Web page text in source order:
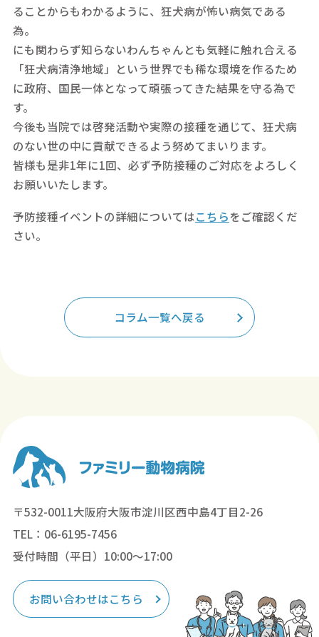
ることからもわかるように、狂犬病が怖い病気である
為。
にも関わらず知らないわんちゃんとも気軽に触れ合える
「狂犬病清浄地域」という世界でも稀な環境を作るため
に政府、国民一体となって頑張ってきた結果を守る為で
す。
今後も当院では啓発活動や実際の接種を通じて、狂犬病
のない世の中に貢献できるよう努めてまいります。
皆様も是非1年に1回、必ず予防接種のご対応をよろしく
お願いいたします。
予防接種イベントの詳細についてはこちらをご確認くだ
さい。
コラム一覧へ戻る
〒532-0011大阪府大阪市淀川区西中島4丁目2-26
TEL：06-6195-7456
受付時間（平日）10:00～17:00
お問い合わせはこちら